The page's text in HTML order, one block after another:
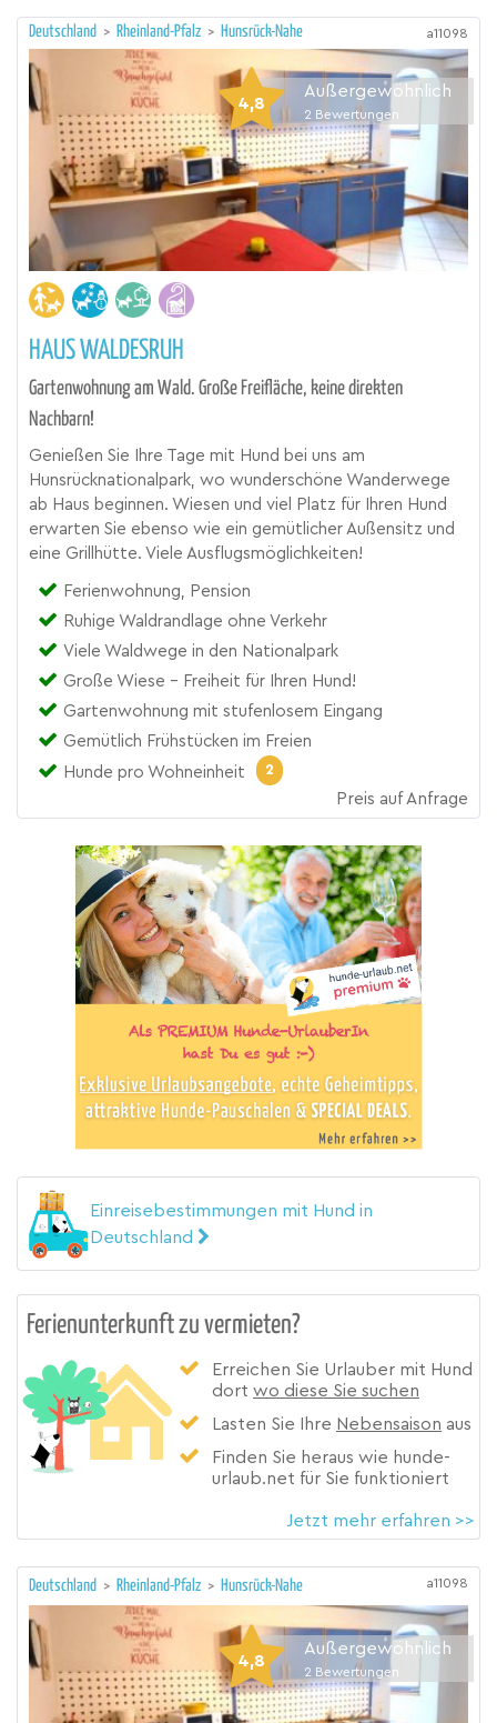
Deutschland > Rheinland-Pfalz > Hunsrück-Nahe a11098
4,8
Außergewöhnlich
2 Bewertungen
HAUS WALDESRUH
Gartenwohnung am Wald. Große Freifläche, keine direkten
Nachbarn!
Genießen Sie Ihre Tage mit Hund bei uns am
Hunsrücknationalpark, wo wunderschöne Wanderwege
ab Haus beginnen. Wiesen und viel Platz für Ihren Hund
erwarten Sie ebenso wie ein gemütlicher Außensitz und
eine Grillhütte. Viele Ausflugsmöglichkeiten!
Ferienwohnung, Pension
Ruhige Waldrandlage ohne Verkehr
Viele Waldwege in den Nationalpark
Große Wiese - Freiheit für Ihren Hund!
Gartenwohnung mit stufenlosem Eingang
Gemütlich Frühstücken im Freien
Hunde pro Wohneinheit
2
Preis auf Anfrage
Einreisebestimmungen mit Hund in
Deutschland
Ferienunterkunft zu vermieten?
Erreichen Sie Urlauber mit Hund
dort wo diese Sie suchen
Lasten Sie Ihre Nebensaison aus
Finden Sie heraus wie hunde-
urlaub.net für Sie funktioniert
Jetzt mehr erfahren >>
Deutschland > Rheinland-Pfalz > Hunsrück-Nahe a11098
4,8
Außergewöhnlich
2 Bewertungen